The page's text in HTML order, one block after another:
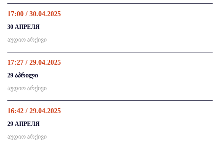
17:00 / 30.04.2025
30 АПРЕЛЯ
აუდიო არქივი
17:27 / 29.04.2025
29 აპრილი
აუდიო არქივი
16:42 / 29.04.2025
29 АПРЕЛЯ
აუდიო არქივი